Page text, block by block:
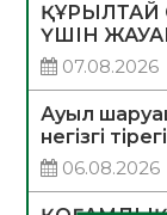
ҚҰРЫЛТАЙ
ҮШІН
07.08.2026
Ауыл
негізгі тірегі
06.08.2026